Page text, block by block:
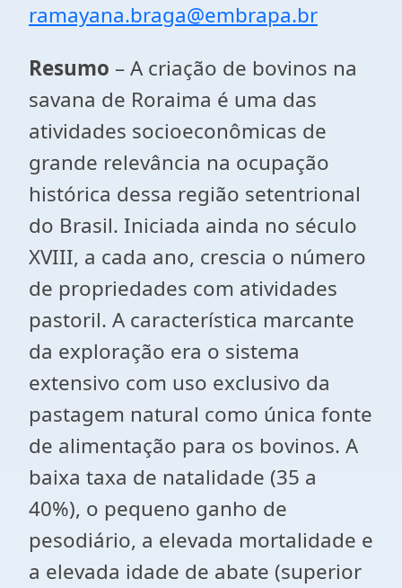
ramayana.braga@embrapa.br
Resumo – A criação de bovinos na
savana de Roraima é uma das
atividades socioeconômicas de
grande relevância na ocupação
histórica dessa região setentrional
do Brasil. Iniciada ainda no século
XVIII, a cada ano, crescia o número
de propriedades com atividades
pastoril. A característica marcante
da exploração era o sistema
extensivo com uso exclusivo da
pastagem natural como única fonte
de alimentação para os bovinos. A
baixa taxa de natalidade (35 a
40%), o pequeno ganho de
pesodiário, a elevada mortalidade e
a elevada idade de abate (superior